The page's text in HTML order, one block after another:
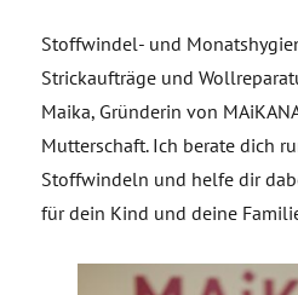
Stoffwindel- und
Strickaufträge und
Maika, Gründerin von
Mutterschaft. Ich berate dich
Stoffwindeln und helfe dir
für dein Kind und deine